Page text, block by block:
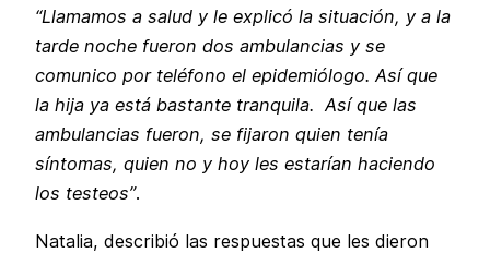
“Llamamos a salud y le explicó la situación, y a la
tarde noche fueron dos ambulancias y se
comunico por teléfono el epidemiólogo. Así que
la hija ya está bastante tranquila. Así que las
ambulancias fueron, se fijaron quien tenía
síntomas, quien no y hoy les estarían haciendo
los testeos”.
Natalia, describió las respuestas que les dieron